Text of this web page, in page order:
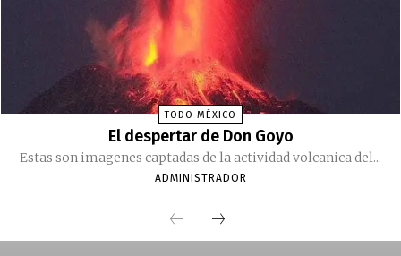
TODO MÉXICO
El despertar de Don Goyo
Estas son imagenes captadas de la actividad volcanica del...
ADMINISTRADOR